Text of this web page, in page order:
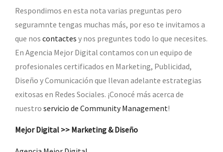
Respondimos en esta nota varias preguntas pero
seguramnte tengas muchas más, por eso te invitamos a
que nos contactes y nos preguntes todo lo que necesites.
En Agencia Mejor Digital contamos con un equipo de
profesionales certificados en Marketing, Publicidad,
Diseño y Comunicación que llevan adelante estrategias
exitosas en Redes Sociales. ¡Conocé más acerca de
nuestro servicio de Community Management!
Mejor Digital >> Marketing & Diseño